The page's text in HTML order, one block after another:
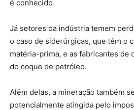
é conhecido.
Já setores da indústria temem
o caso de siderúrgicas, que têm o
matéria-prima, e as fabricantes de
do coque de petróleo.
Além delas, a mineração também
potencialmente atingida pelo